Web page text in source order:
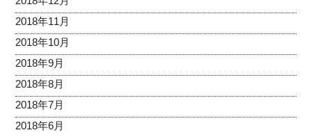
2018年11月
2018年10月
2018年9月
2018年8月
2018年7月
2018年6月